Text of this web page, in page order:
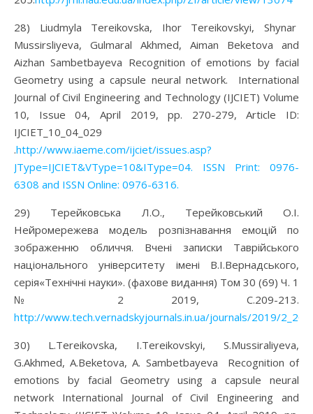
28) Liudmyla Tereikovska, Ihor Tereikovskyi, Shynar
Mussirsliyeva, Gulmaral Akhmed, Aiman Beketova and
Aizhan Sambetbayeva Recognition of emotions by facial
Geometry using a capsule neural network. International
Journal of Civil Engineering and Technology (IJCIET) Volume
10, Issue 04, April 2019, pp. 270-279, Article ID:
IJCIET_10_04_029
.http://www.iaeme.com/ijciet/issues.asp?
JType=IJCIET&VType=10&IType=04. ISSN Print: 0976-
6308 and ISSN Online: 0976-6316.
29) Терейковська Л.О., Терейковський О.І.
Нейромережева модель розпізнавання емоцій по
зображенню обличчя. Вчені записки Таврійського
національного університету імені В.І.Вернадського,
серія«Технічні науки». (фахове видання) Том 30 (69) Ч. 1
№ 2 2019, С.209-213.
http://www.tech.vernadskyjournals.in.ua/journals/2019/
30) L.Tereikovska, I.Tereikovskyi, S.Mussiraliyeva,
G.Akhmed, A.Beketova, A. Sambetbayeva Recognition of
emotions by facial Geometry using a capsule neural
network International Journal of Civil Engineering and